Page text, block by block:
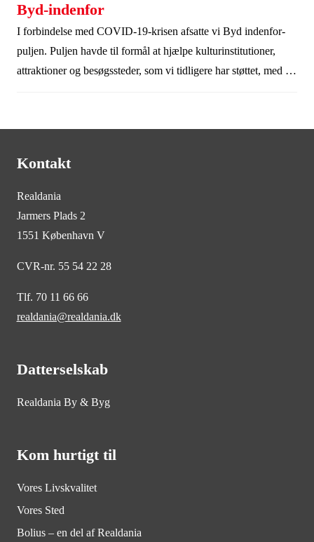
Byd-indenfor
I forbindelse med COVID-19-krisen afsatte vi Byd indenfor-
puljen. Puljen havde til formål at hjælpe kulturinstitutioner,
attraktioner og besøgssteder, som vi tidligere har støttet, med at
Kontakt
Realdania
Jarmers Plads 2
1551 København V
CVR-nr. 55 54 22 28
Tlf. 70 11 66 66
realdania@realdania.dk
Datterselskab
Realdania By & Byg
Kom hurtigt til
Vores Livskvalitet
Vores Sted
Bolius – en del af Realdania